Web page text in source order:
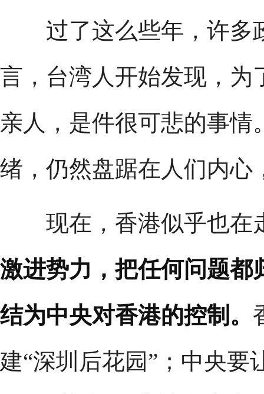
过了这么些年，许多
言，台湾人开始发现，为
亲人，是件很可悲的事
绪，仍然盘踞在人们内心
现在，香港似乎也在
激进势力，把任何问题都
结为中央对香港的控制。
建“深圳后花园”；中央要